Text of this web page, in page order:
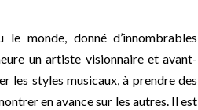
monde, donné d’innombrables
un artiste visionnaire et avant-
les styles musicaux, à prendre des
en avance sur les autres. Il est